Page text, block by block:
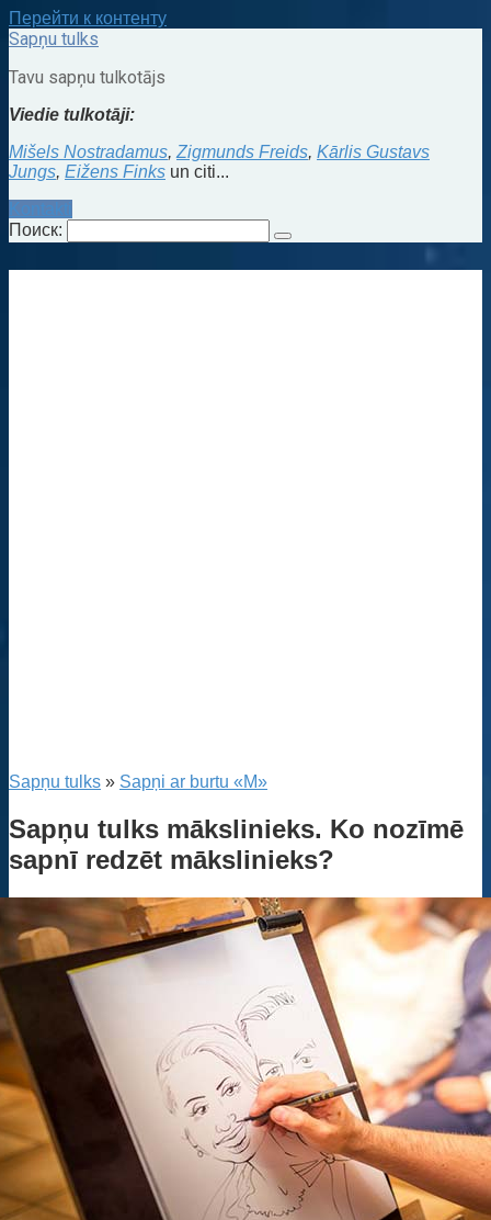
Перейти к контенту
Sapņu tulks
Tavu sapņu tulkotājs
Viedie tulkotāji:
Mišels Nostradamus, Zigmunds Freids, Kārlis Gustavs
Jungs, Eižens Finks un citi...
Kontakti
Поиск:
Sapņu tulks » Sapņi ar burtu «M»
Sapņu tulks mākslinieks. Ko nozīmē
sapnī redzēt mākslinieks?